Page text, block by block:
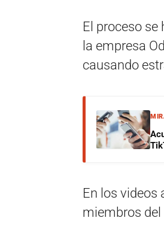
El proceso
la empresa
causando
En los videos
miembros